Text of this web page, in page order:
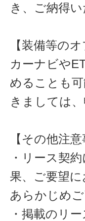
き、ご納得
【装備等の
カーナビや
めることも
きましては
【その他注意
・リース契
果、ご要望
あらかじめご
・掲載のリ